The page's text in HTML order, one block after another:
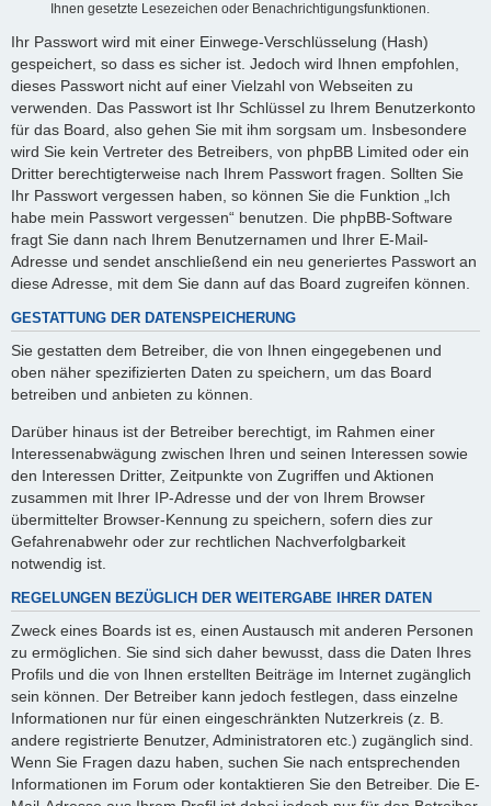
Ihnen gesetzte Lesezeichen oder Benachrichtigungsfunktionen.
Ihr Passwort wird mit einer Einwege-Verschlüsselung (Hash)
gespeichert, so dass es sicher ist. Jedoch wird Ihnen empfohlen,
dieses Passwort nicht auf einer Vielzahl von Webseiten zu
verwenden. Das Passwort ist Ihr Schlüssel zu Ihrem Benutzerkonto
für das Board, also gehen Sie mit ihm sorgsam um. Insbesondere
wird Sie kein Vertreter des Betreibers, von phpBB Limited oder ein
Dritter berechtigterweise nach Ihrem Passwort fragen. Sollten Sie
Ihr Passwort vergessen haben, so können Sie die Funktion „Ich
habe mein Passwort vergessen“ benutzen. Die phpBB-Software
fragt Sie dann nach Ihrem Benutzernamen und Ihrer E-Mail-
Adresse und sendet anschließend ein neu generiertes Passwort an
diese Adresse, mit dem Sie dann auf das Board zugreifen können.
GESTATTUNG DER DATENSPEICHERUNG
Sie gestatten dem Betreiber, die von Ihnen eingegebenen und
oben näher spezifizierten Daten zu speichern, um das Board
betreiben und anbieten zu können.
Darüber hinaus ist der Betreiber berechtigt, im Rahmen einer
Interessenabwägung zwischen Ihren und seinen Interessen sowie
den Interessen Dritter, Zeitpunkte von Zugriffen und Aktionen
zusammen mit Ihrer IP-Adresse und der von Ihrem Browser
übermittelter Browser-Kennung zu speichern, sofern dies zur
Gefahrenabwehr oder zur rechtlichen Nachverfolgbarkeit
notwendig ist.
REGELUNGEN BEZÜGLICH DER WEITERGABE IHRER DATEN
Zweck eines Boards ist es, einen Austausch mit anderen Personen
zu ermöglichen. Sie sind sich daher bewusst, dass die Daten Ihres
Profils und die von Ihnen erstellten Beiträge im Internet zugänglich
sein können. Der Betreiber kann jedoch festlegen, dass einzelne
Informationen nur für einen eingeschränkten Nutzerkreis (z. B.
andere registrierte Benutzer, Administratoren etc.) zugänglich sind.
Wenn Sie Fragen dazu haben, suchen Sie nach entsprechenden
Informationen im Forum oder kontaktieren Sie den Betreiber. Die E-